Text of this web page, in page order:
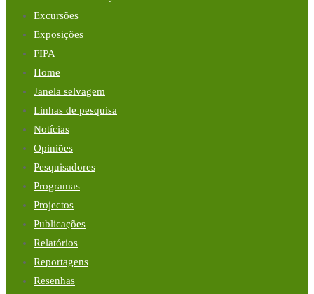
Excursões
Exposições
FIPA
Home
Janela selvagem
Linhas de pesquisa
Notícias
Opiniões
Pesquisadores
Programas
Projectos
Publicações
Relatórios
Reportagens
Resenhas